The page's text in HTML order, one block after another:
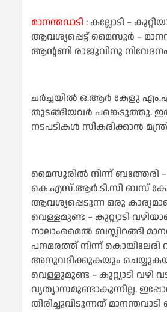
മാനന്തവാടി : കല്ലോടി –
ആവശ്യപ്പെട്ട് മൈസൂർ –
ആന്റണി രാജുവിനു
ചർച്ചയിൽ ഒ.ആർ കേളു
തുടങ്ങിയവർ പങ്കെടുത്തു.
നടപടികൾ സീകരിക്കാൻ
മൈസൂരില്‍ നിന്ന് ബത്തേരി
കെ.എസ്.ആര്‍.ടി.സി ബസ്
ആവശ്യപ്പെടുന്ന ഒരു
വെള്ളമുണ്ട – കുറ്റ്യാടി
നാലാംമൈല്‍ ബസ്സിറങ്ങി
പനമരത്ത് നിന്ന് കൊയിലേരി
അനുവദിക്കുകയും
വെള്ളുമുണ്ട – കുറ്റ്യാടി
വ്യത്യാസമുണ്ടാകുന്നില്ല.
തിരിച്ചുവിടുന്നത്